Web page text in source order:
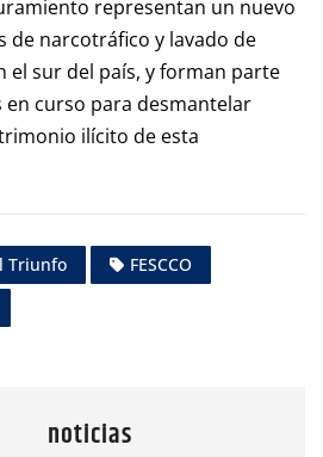
representan un nuevo
de narcotráfico y lavado de
el sur del país, y forman parte
en curso para desmantelar
ilícito de esta
Triunfo
FESCCO
noticias